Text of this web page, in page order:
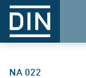
NA 022